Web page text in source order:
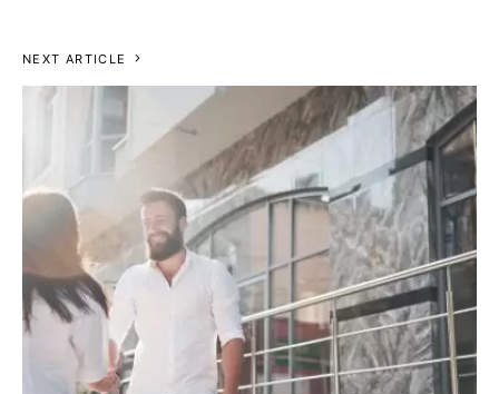
NEXT ARTICLE